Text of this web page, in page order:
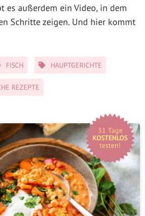
es außerdem ein Video, in dem
Schritte zeigen. Und hier kommt
FISCH HAUPTGERICHTE
REZEPTE
31 Tage
KOSTENLOS
testen!